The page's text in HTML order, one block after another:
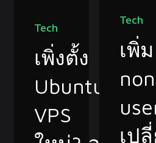
Tech
เพิ่งตั้ง
Ubuntu
VPS
Tech
เพิ่ม
เป